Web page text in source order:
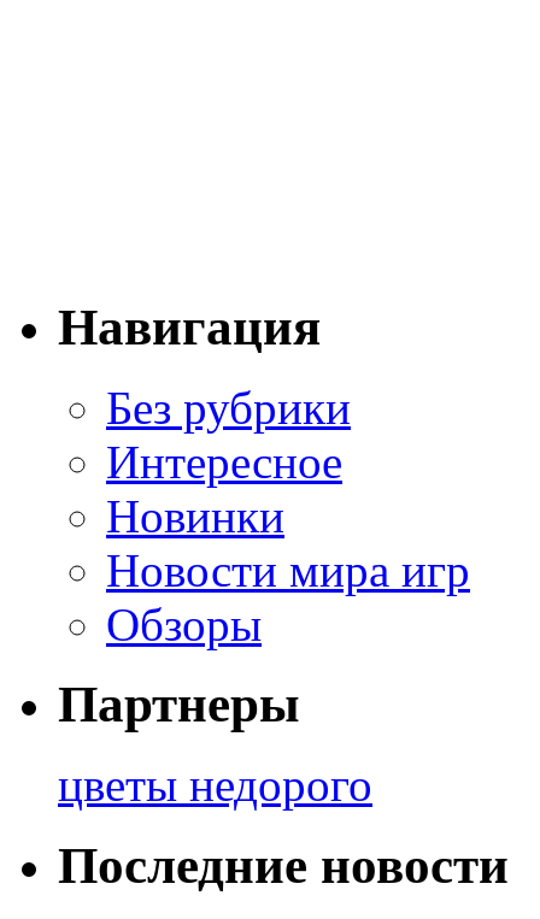
Навигация
Без рубрики
Интересное
Новинки
Новости мира игр
Обзоры
Партнеры
цветы недорого
Последние новости